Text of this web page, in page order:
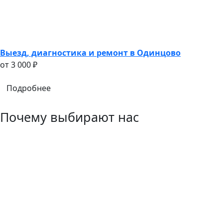
Выезд, диагностика и ремонт в Одинцово
oт 3 000 ₽
Подробнее
Почему выбирают нас